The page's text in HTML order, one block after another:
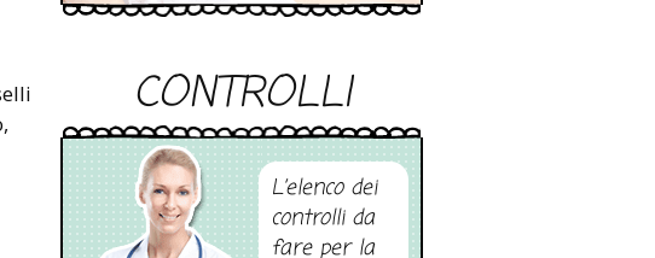
CONTROLLI
L’elenco dei
controlli da
fare per la